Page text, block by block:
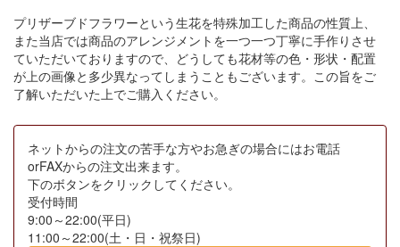
プリザーブドフラワーという生花を特殊加工した商品の性質上、
また当店では商品のアレンジメントを一つ一つ丁寧に手作りさせ
ていただいておりますので、どうしても花材等の色・形状・配置
が上の画像と多少異なってしまうこともございます。この旨をご
了解いただいた上でご購入ください。
ネットからの注文の苦手な方やお急ぎの場合にはお電話
orFAXからの注文出来ます。
下のボタンをクリックしてください。
受付時間
9:00～22:00(平日)
11:00～22:00(土・日・祝祭日)